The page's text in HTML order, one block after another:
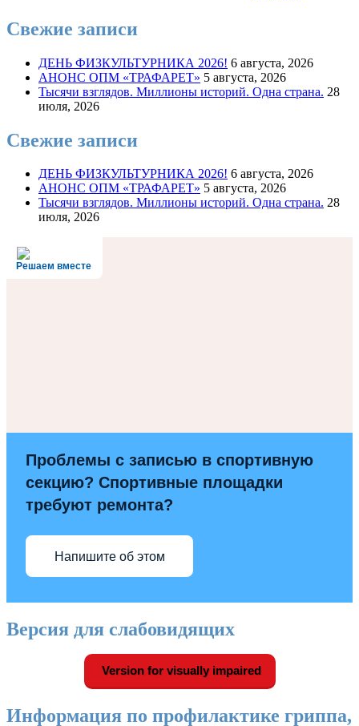
Свежие записи
ДЕНЬ ФИЗКУЛЬТУРНИКА 2026! 6 августа, 2026
АНОНС ОПМ «ТРАФАРЕТ» 5 августа, 2026
Тысячи взглядов. Миллионы историй. Одна страна. 28
июля, 2026
Свежие записи
ДЕНЬ ФИЗКУЛЬТУРНИКА 2026! 6 августа, 2026
АНОНС ОПМ «ТРАФАРЕТ» 5 августа, 2026
Тысячи взглядов. Миллионы историй. Одна страна. 28
июля, 2026
Решаем вместе
Проблемы с записью в спортивную
секцию? Спортивные площадки
требуют ремонта?
Напишите об этом
Версия для слабовидящих
Version for visually impaired
Информация по профилактике гриппа,